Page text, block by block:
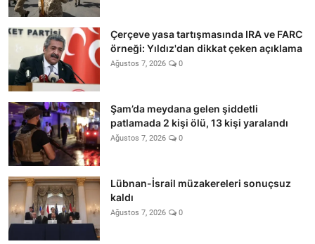
Çerçeve yasa tartışmasında IRA ve FARC
örneği: Yıldız'dan dikkat çeken açıklama
Ağustos 7, 2026 0
Şam’da meydana gelen şiddetli
patlamada 2 kişi ölü, 13 kişi yaralandı
Ağustos 7, 2026 0
Lübnan-İsrail müzakereleri sonuçsuz
kaldı
Ağustos 7, 2026 0